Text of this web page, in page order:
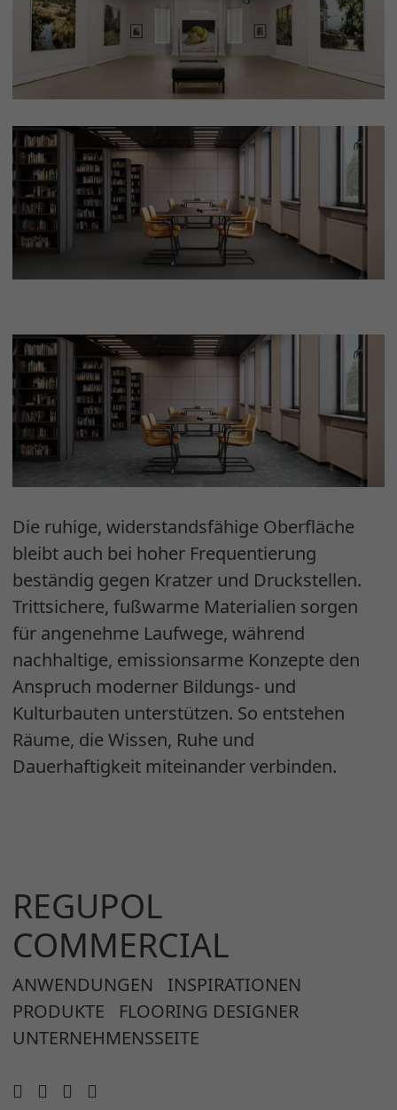
Die ruhige, widerstandsfähige Oberfläche
bleibt auch bei hoher Frequentierung
beständig gegen Kratzer und Druckstellen.
Trittsichere, fußwarme Materialien sorgen
für angenehme Laufwege, während
nachhaltige, emissionsarme Konzepte den
Anspruch moderner Bildungs- und
Kulturbauten unterstützen. So entstehen
Räume, die Wissen, Ruhe und
Dauerhaftigkeit miteinander verbinden.
REGUPOL
COMMERCIAL
ANWENDUNGEN
INSPIRATIONEN
PRODUKTE
FLOORING DESIGNER
UNTERNEHMENSSEITE